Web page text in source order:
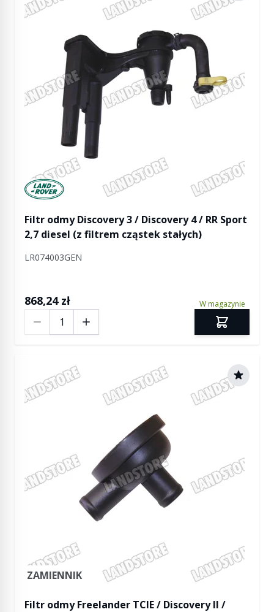
Manufactured by Land rover
Filtr odmy Discovery 3 / Discovery 4 / RR Sport
2,7 diesel (z filtrem cząstek stałych)
LR074003GEN
868,24 zł W magazynie
ZAMIENNIK
Filtr odmy Freelander TCIE / Discovery II /